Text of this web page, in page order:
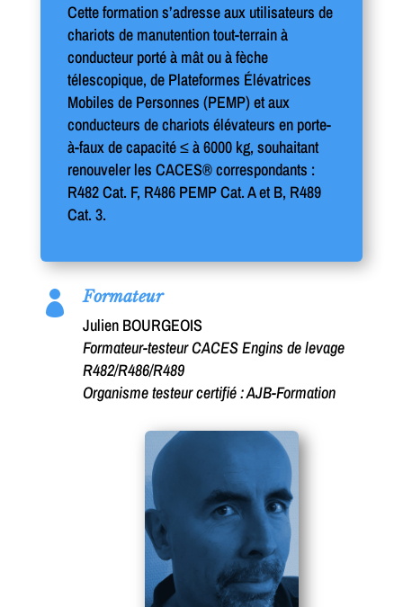
Cette formation s’adresse aux utilisateurs de
chariots de manutention tout-terrain à
conducteur porté à mât ou à fèche
télescopique, de Plateformes Élévatrices
Mobiles de Personnes (PEMP) et aux
conducteurs de chariots élévateurs en porte-
à-faux de capacité ≤ à 6000 kg, souhaitant
renouveler les CACES® correspondants :
R482 Cat. F, R486 PEMP Cat. A et B, R489
Cat. 3.
 Formateur
Julien BOURGEOIS
Formateur-testeur CACES Engins de levage
R482/R486/R489
Organisme testeur certifié : AJB-Formation